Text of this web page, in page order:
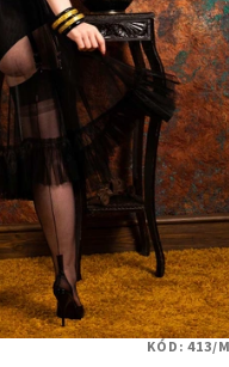
KÓD:413/